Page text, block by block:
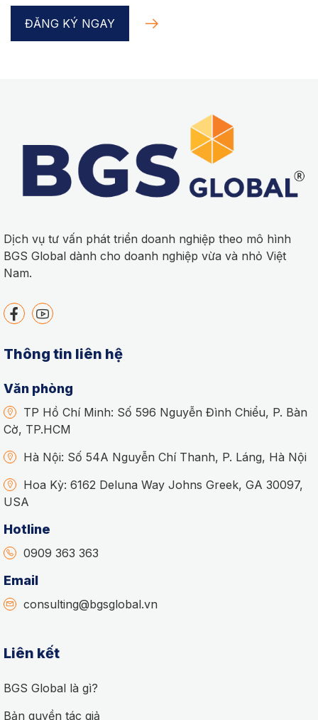
ĐĂNG KÝ NGAY
Dịch vụ tư vấn phát triển doanh nghiệp theo mô hình
BGS Global dành cho doanh nghiệp vừa và nhỏ Việt
Nam.
Thông tin liên hệ
Văn phòng
TP Hồ Chí Minh: Số 596 Nguyễn Đình Chiểu, P. Bàn
Cờ, TP.HCM
Hà Nội: Số 54A Nguyễn Chí Thanh, P. Láng, Hà Nội
Hoa Kỳ: 6162 Deluna Way Johns Greek, GA 30097,
USA
Hotline
0909 363 363
Email
consulting@bgsglobal.vn
Liên kết
BGS Global là gì?
Bản quyền tác giả